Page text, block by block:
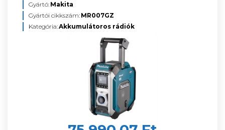
Gyártó: Makita
Gyártói cikkszám: MR007GZ
Kategória:Akkumulátoros rádiók